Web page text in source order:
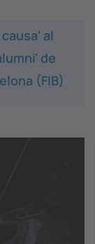
al
de
(FIB)